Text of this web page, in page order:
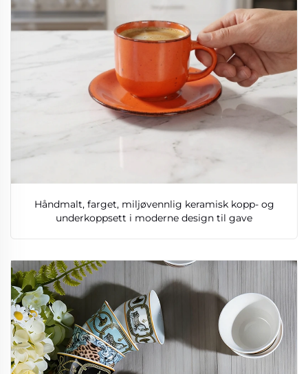
Håndmalt, farget, miljøvennlig keramisk kopp- og
underkoppsett i moderne design til gave